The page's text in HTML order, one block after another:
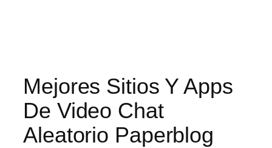
Mejores Sitios Y Apps
De Video Chat
Aleatorio Paperblog